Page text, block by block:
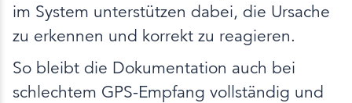
im System unterstützen dabei, die Ursache
zu erkennen und korrekt zu reagieren.
So bleibt die Dokumentation auch bei
schlechtem GPS-Empfang vollständig und